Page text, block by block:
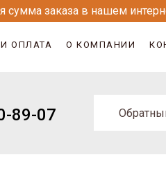
сумма заказа в нашем
ОПЛАТА О КОМПАНИИ
89-07